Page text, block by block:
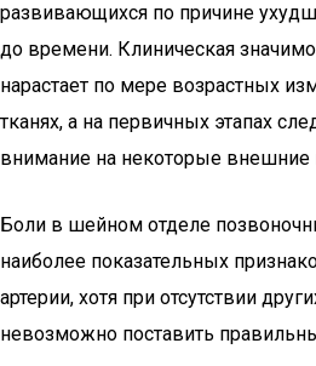
развивающихся по причине
до времени. Клиническая
нарастает по мере возрастных
тканях, а на первичных этапах
внимание на некоторые внешние
Боли в шейном отделе
наиболее показательных
артерии, хотя при отсутствии
невозможно поставить